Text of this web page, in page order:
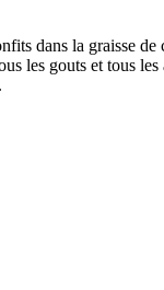
dans la graisse de
les gouts et tous